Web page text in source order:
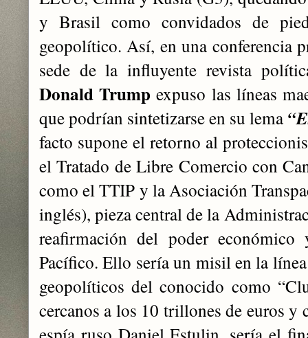
y Brasil como convidados de
geopolítico. Así, en una conferencia
sede de la influyente revista
Donald Trump expuso las líneas
que podrían sintetizarse en su lema
facto supone el retorno al
el Tratado de Libre Comercio con
como el TTIP y la Asociación
inglés), pieza central de la
reafirmación del poder
Pacífico. Ello sería un misil en la
geopolíticos del conocido como
cercanos a los 10 trillones de euros y